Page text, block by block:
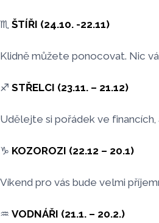
♏️ ŠTÍŘI (24.10. -22.11)
Klidně můžete ponocovat. Nic
♐️ STŘELCI (23.11. – 21.12)
Udělejte si pořádek ve financích,
♑️ KOZOROZI (22.12 – 20.1)
Víkend pro vás bude velmi
♒️ VODNÁŘI (21.1. – 20.2.)